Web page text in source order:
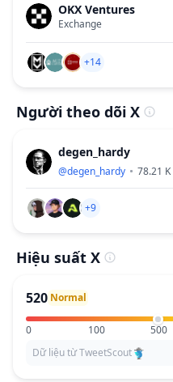
OKX Ventures
Exchange
+14
Người theo dõi X
degen_hardy
@degen_hardy 78.21 K
+9
Hiệu suất X
520 Normal
0 100 500
Dữ liệu từ TweetScout